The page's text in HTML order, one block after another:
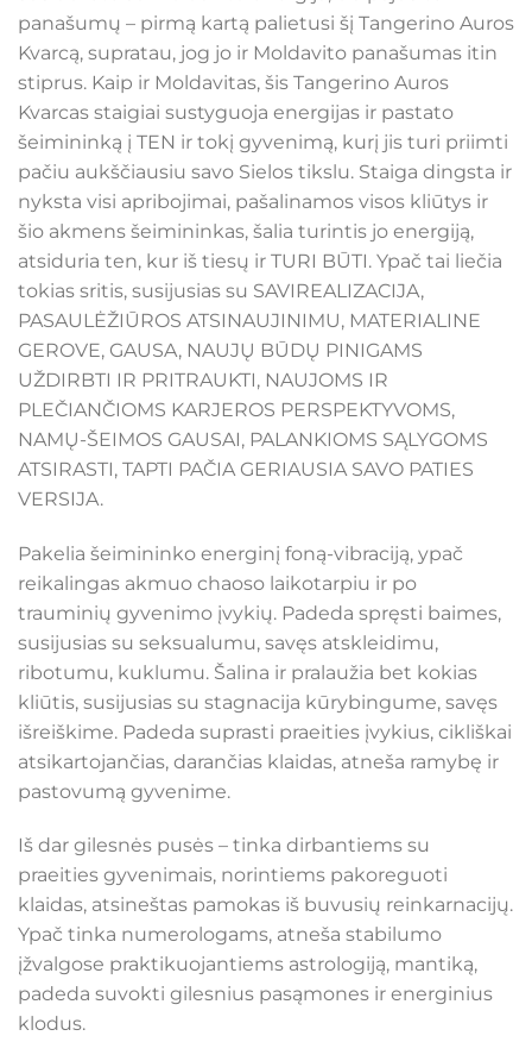
panašumų – pirmą kartą palietusi šį Tangerino Auros
Kvarcą, supratau, jog jo ir Moldavito panašumas itin
stiprus. Kaip ir Moldavitas, šis Tangerino Auros
Kvarcas staigiai sustyguoja energijas ir pastato
šeimininką į TEN ir tokį gyvenimą, kurį jis turi priimti
pačiu aukščiausiu savo Sielos tikslu. Staiga dingsta ir
nyksta visi apribojimai, pašalinamos visos kliūtys ir
šio akmens šeimininkas, šalia turintis jo energiją,
atsiduria ten, kur iš tiesų ir TURI BŪTI. Ypač tai liečia
tokias sritis, susijusias su SAVIREALIZACIJA,
PASAULĖŽIŪROS ATSINAUJINIMU, MATERIALINE
GEROVE, GAUSA, NAUJŲ BŪDŲ PINIGAMS
UŽDIRBTI IR PRITRAUKTI, NAUJOMS IR
PLEČIANČIOMS KARJEROS PERSPEKTYVOMS,
NAMŲ-ŠEIMOS GAUSAI, PALANKIOMS SĄLYGOMS
ATSIRASTI, TAPTI PAČIA GERIAUSIA SAVO PATIES
VERSIJA.
Pakelia šeimininko energinį foną-vibraciją, ypač
reikalingas akmuo chaoso laikotarpiu ir po
trauminių gyvenimo įvykių. Padeda spręsti baimes,
susijusias su seksualumu, savęs atskleidimu,
ribotumu, kuklumu. Šalina ir pralaužia bet kokias
kliūtis, susijusias su stagnacija kūrybingume, savęs
išreiškime. Padeda suprasti praeities įvykius, cikliškai
atsikartojančias, darančias klaidas, atneša ramybę ir
pastovumą gyvenime.
Iš dar gilesnės pusės – tinka dirbantiems su
praeities gyvenimais, norintiems pakoreguoti
klaidas, atsineštas pamokas iš buvusių reinkarnacijų.
Ypač tinka numerologams, atneša stabilumo
įžvalgose praktikuojantiems astrologiją, mantiką,
padeda suvokti gilesnius pasąmones ir energinius
klodus.